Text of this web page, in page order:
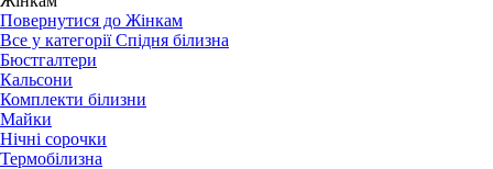
Повернутися до Жінкам
Все у категорії Спідня білизна
Бюстгалтери
Кальсони
Комплекти білизни
Майки
Нічні сорочки
Термобілизна